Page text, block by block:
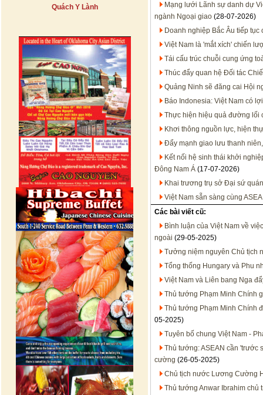
Quách Y Lành
Mạng lưới Lãnh sự danh dự
ngành Ngoại giao (28-07-2026)
Doanh nghiệp Bắc Âu tiếp
Việt Nam là 'mắt xích' chiến
Tái cấu trúc chuỗi cung ứng
Thúc đẩy quan hệ Đối tác
Quảng Ninh sẽ đăng cai Hội
Báo Indonesia: Việt Nam có
Thực hiện hiệu quả đường lối
Khơi thông nguồn lực, hiện
Đẩy mạnh giao lưu thanh
Kết nối hệ sinh thái khởi
Đông Nam Á (17-07-2026)
Khai trương trụ sở Đại sứ
Việt Nam sẵn sàng cùng
Các bài viết cũ:
Bình luận của Việt Nam về
ngoài (29-05-2025)
Tưởng niệm nguyên Chủ tịch
Tổng thống Hungary và Phu
Việt Nam và Liên bang Nga
Thủ tướng Phạm Minh Chính
Thủ tướng Phạm Minh Chính
05-2025)
Tuyên bố chung Việt Nam -
Thủ tướng: ASEAN cần 'trước
cường (26-05-2025)
Chủ tịch nước Lương Cường
Thủ tướng Anwar Ibrahim chủ